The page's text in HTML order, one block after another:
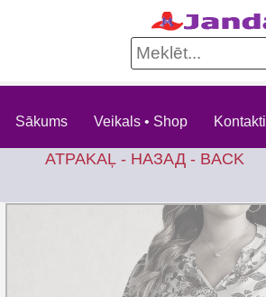
Sākums Veikals • Shop Kontakti
ATPAKAĻ - НАЗАД - BACK